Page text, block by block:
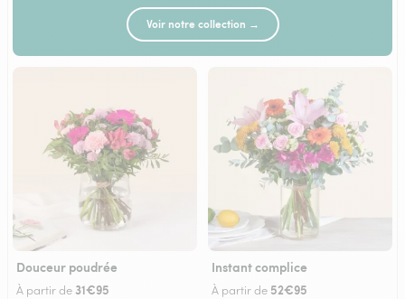
Voir notre collection →
Douceur poudrée
À partir de 31€95
Instant complice
À partir de 52€95